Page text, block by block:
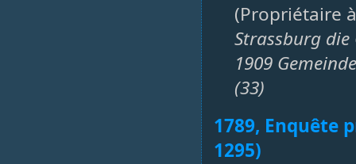
(Propriétaire
Strassburg die
1909
(33)
1789, Enquête
1295)